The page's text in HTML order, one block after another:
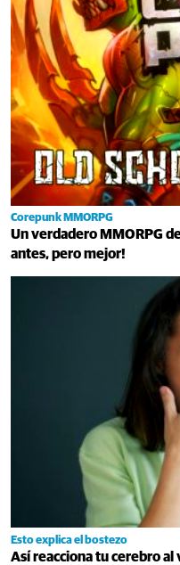
Corepunk MMORPG
Un verdadero MMORPG
antes, pero mejor!
Esto explica el bostezo
Así reacciona tu cerebro al